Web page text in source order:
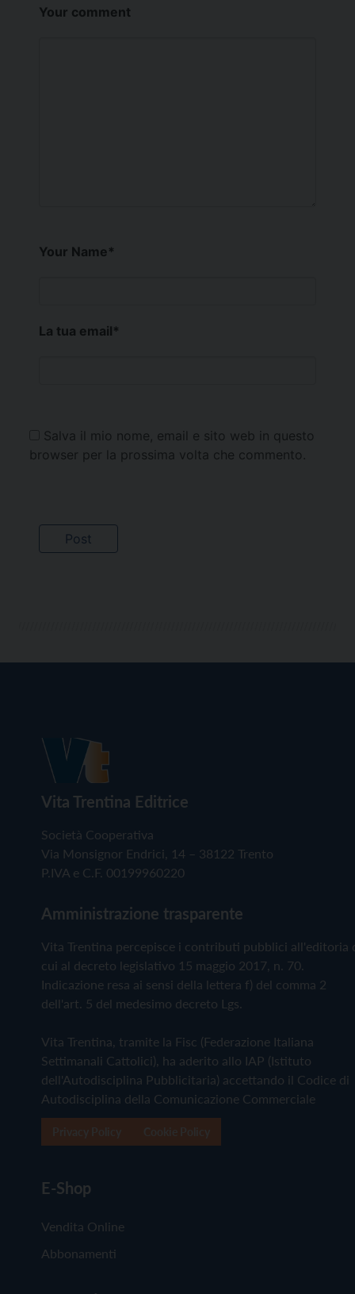
Your comment
Your Name*
La tua email*
Salva il mio nome, email e sito web in questo
browser per la prossima volta che commento.
Vita Trentina Editrice
Società Cooperativa
Via Monsignor Endrici, 14 – 38122 Trento
P.IVA e C.F. 00199960220
Amministrazione trasparente
Vita Trentina percepisce i contributi pubblici all'editoria
cui al decreto legislativo 15 maggio 2017, n. 70.
Indicazione resa ai sensi della lettera f) del comma 2
dell'art. 5 del medesimo decreto Lgs.
Vita Trentina, tramite la Fisc (Federazione Italiana
Settimanali Cattolici), ha aderito allo IAP (Istituto
dell'Autodisciplina Pubblicitaria) accettando il Codice di
Autodisciplina della Comunicazione Commerciale
E-Shop
Vendita Online
Abbonamenti